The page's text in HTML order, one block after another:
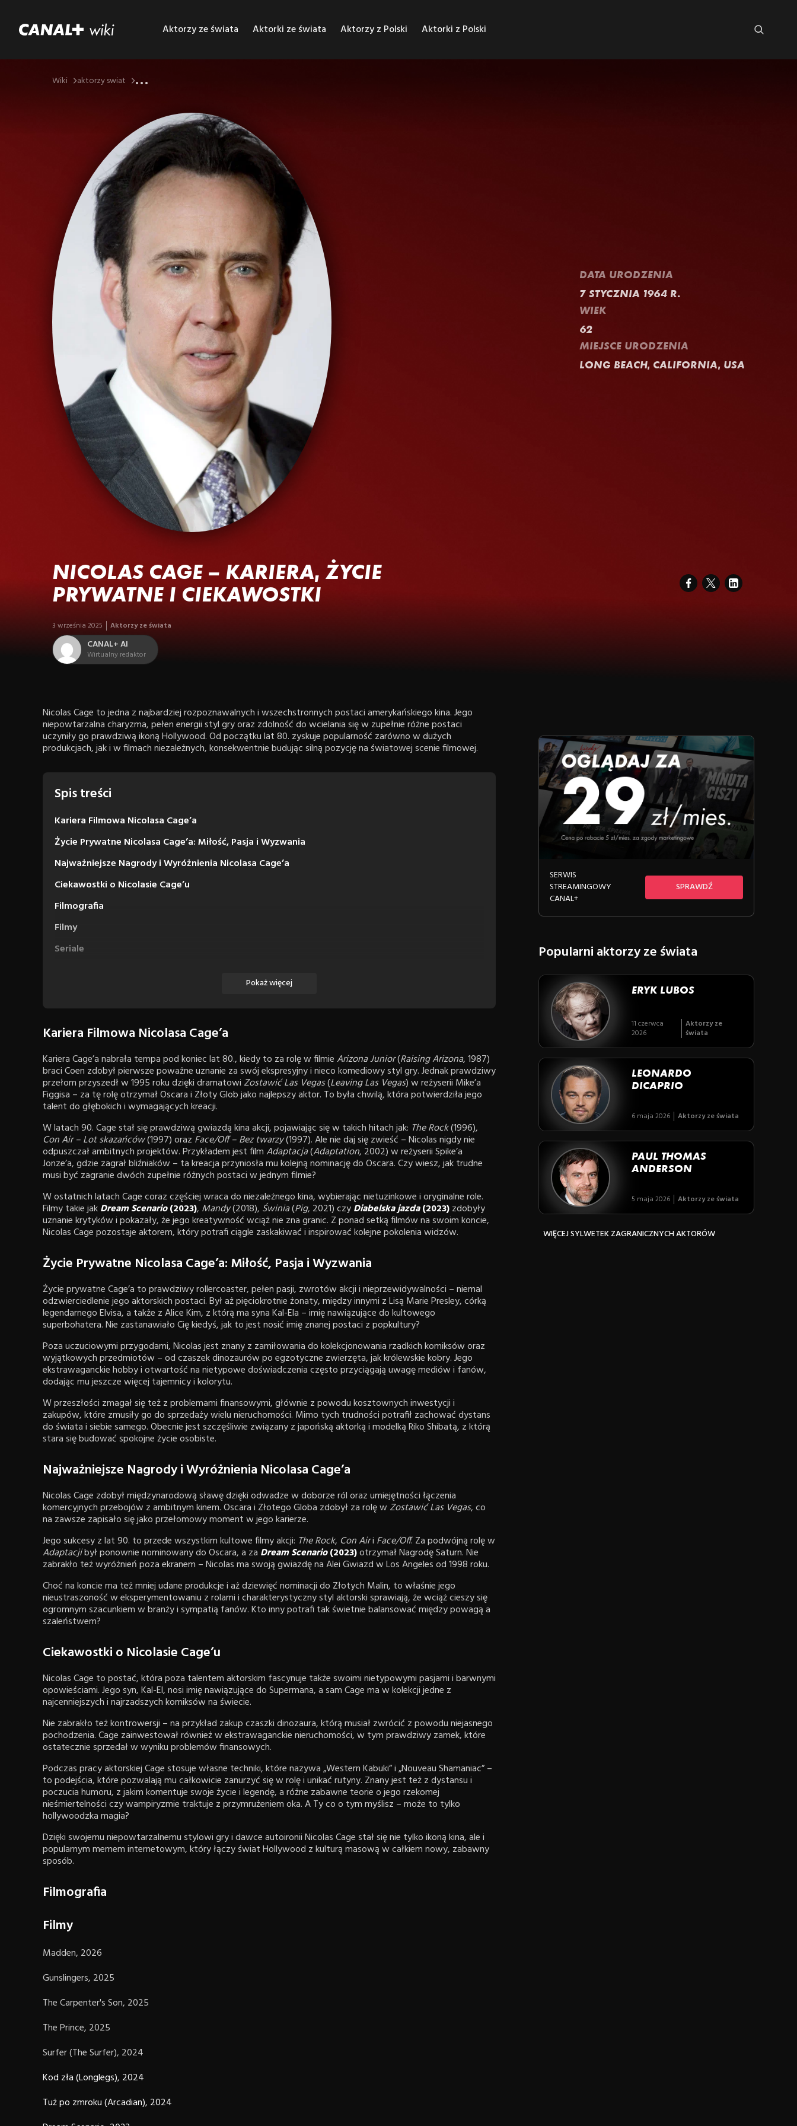
Aktorzy ze świata Aktorki ze świata Aktorzy z Polski Aktorki z Polski
Wiki aktorzy swiat ...
DATA URODZENIA
7 STYCZNIA 1964 R.
WIEK
62
MIEJSCE URODZENIA
LONG BEACH, CALIFORNIA, USA
NICOLAS CAGE – KARIERA, ŻYCIE
PRYWATNE I CIEKAWOSTKI
3 września 2025 Aktorzy ze świata
CANAL+ AI
Wirtualny redaktor
Nicolas Cage to jedna z najbardziej rozpoznawalnych i wszechstronnych postaci amerykańskiego kina. Jego
niepowtarzalna charyzma, pełen energii styl gry oraz zdolność do wcielania się w zupełnie różne postaci
uczyniły go prawdziwą ikoną Hollywood. Od początku lat 80. zyskuje popularność zarówno w dużych
produkcjach, jak i w filmach niezależnych, konsekwentnie budując silną pozycję na światowej scenie filmowej.
Spis treści
Kariera Filmowa Nicolasa Cage’a
Życie Prywatne Nicolasa Cage’a: Miłość, Pasja i Wyzwania
Najważniejsze Nagrody i Wyróżnienia Nicolasa Cage’a
Ciekawostki o Nicolasie Cage’u
Filmografia
Filmy
Seriale
Pokaż więcej
Kariera Filmowa Nicolasa Cage’a
Kariera Cage’a nabrała tempa pod koniec lat 80., kiedy to za rolę w filmieArizona Junior(Raising Arizona, 1987)
braci Coen zdobył pierwsze poważne uznanie za swój ekspresyjny i nieco komediowy styl gry. Jednak prawdziwy
przełom przyszedł w 1995 roku dzięki dramatowi Zostawić Las Vegas(Leaving Las Vegas) w reżyserii Mike’a
Figgisa – za tę rolę otrzymał Oscara i Złoty Glob jako najlepszy aktor. To była chwilą, która potwierdziła jego
talent do głębokich i wymagających kreacji.
W latach 90. Cage stał się prawdziwą gwiazdą kina akcji, pojawiając się w takich hitach jak: The Rock(1996),
Con Air – Lot skazańców(1997) oraz Face/Off – Bez twarzy(1997). Ale nie daj się zwieść – Nicolas nigdy nie
odpuszczał ambitnych projektów. Przykładem jest filmAdaptacja(Adaptation, 2002) w reżyserii Spike’a
Jonze’a, gdzie zagrał bliźniaków – ta kreacja przyniosła mu kolejną nominację do Oscara. Czy wiesz, jak trudne
musi być zagranie dwóch zupełnie różnych postaci w jednym filmie?
W ostatnich latach Cage coraz częściej wraca do niezależnego kina, wybierając nietuzinkowe i oryginalne role.
Filmy takie jakDream Scenario(2023), Mandy(2018), Świnia(Pig, 2021) czyDiabelska jazda(2023)zdobyły
uznanie krytyków i pokazały, że jego kreatywność wciąż nie zna granic. Z ponad setką filmów na swoim koncie,
Nicolas Cage pozostaje aktorem, który potrafi ciągle zaskakiwać i inspirować kolejne pokolenia widzów.
Życie Prywatne Nicolasa Cage’a: Miłość, Pasja i Wyzwania
Życie prywatne Cage’a to prawdziwy rollercoaster, pełen pasji, zwrotów akcji i nieprzewidywalności – niemal
odzwierciedlenie jego aktorskich postaci. Był aż pięciokrotnie żonaty, między innymi z Lisą Marie Presley, córką
legendarnego Elvisa, a także z Alice Kim, z którą ma syna Kal-Ela – imię nawiązujące do kultowego
superbohatera. Nie zastanawiało Cię kiedyś, jak to jest nosić imię znanej postaci z popkultury?
Poza uczuciowymi przygodami, Nicolas jest znany z zamiłowania do kolekcjonowania rzadkich komiksów oraz
wyjątkowych przedmiotów – od czaszek dinozaurów po egzotyczne zwierzęta, jak królewskie kobry. Jego
ekstrawaganckie hobby i otwartość na nietypowe doświadczenia często przyciągają uwagę mediów i fanów,
dodając mu jeszcze więcej tajemnicy i kolorytu.
W przeszłości zmagał się też z problemami finansowymi, głównie z powodu kosztownych inwestycji i
zakupów, które zmusiły go do sprzedaży wielu nieruchomości. Mimo tych trudności potrafił zachować dystans
do świata i siebie samego. Obecnie jest szczęśliwie związany z japońską aktorką i modelką Riko Shibatą, z którą
stara się budować spokojne życie osobiste.
Najważniejsze Nagrody i Wyróżnienia Nicolasa Cage’a
Nicolas Cage zdobył międzynarodową sławę dzięki odwadze w doborze ról oraz umiejętności łączenia
komercyjnych przebojów z ambitnym kinem. Oscara i Złotego Globa zdobył za rolę w Zostawić Las Vegas, co
na zawsze zapisało się jako przełomowy moment w jego karierze.
Jego sukcesy z lat 90. to przede wszystkim kultowe filmy akcji: The Rock, Con Airi Face/Off. Za podwójną rolę w
Adaptacjibył ponownie nominowany do Oscara, a za Dream Scenario(2023)otrzymał Nagrodę Saturn. Nie
zabrakło też wyróżnień poza ekranem – Nicolas ma swoją gwiazdę na Alei Gwiazd w Los Angeles od 1998 roku.
Choć na koncie ma też mniej udane produkcje i aż dziewięć nominacji do Złotych Malin, to właśnie jego
nieustraszoność w eksperymentowaniu z rolami i charakterystyczny styl aktorski sprawiają, że wciąż cieszy się
ogromnym szacunkiem w branży i sympatią fanów. Kto inny potrafi tak świetnie balansować między powagą a
szaleństwem?
Ciekawostki o Nicolasie Cage’u
Nicolas Cage to postać, która poza talentem aktorskim fascynuje także swoimi nietypowymi pasjami i barwnymi
opowieściami. Jego syn, Kal-El, nosi imię nawiązujące do Supermana, a sam Cage ma w kolekcji jedne z
najcenniejszych i najrzadszych komiksów na świecie.
Nie zabrakło też kontrowersji – na przykład zakup czaszki dinozaura, którą musiał zwrócić z powodu niejasnego
pochodzenia. Cage zainwestował również w ekstrawaganckie nieruchomości, w tym prawdziwy zamek, które
ostatecznie sprzedał w wyniku problemów finansowych.
Podczas pracy aktorskiej Cage stosuje własne techniki, które nazywa „Western Kabuki” i „Nouveau Shamaniac” –
to podejścia, które pozwalają mu całkowicie zanurzyć się w rolę i unikać rutyny. Znany jest też z dystansu i
poczucia humoru, z jakim komentuje swoje życie i legendę, a różne zabawne teorie o jego rzekomej
nieśmiertelności czy wampiryzmie traktuje z przymrużeniem oka. A Ty co o tym myślisz – może to tylko
hollywoodzka magia?
Dzięki swojemu niepowtarzalnemu stylowi gry i dawce autoironii Nicolas Cage stał się nie tylko ikoną kina, ale i
popularnym memem internetowym, który łączy świat Hollywood z kulturą masową w całkiem nowy, zabawny
sposób.
Filmografia
Filmy
Madden, 2026
Gunslingers, 2025
The Carpenter's Son, 2025
The Prince, 2025
Surfer (The Surfer), 2024
Kod zła (Longlegs), 2024
Tuż po zmroku (Arcadian), 2024
SERWIS
STREAMINGOWY
CANAL+
SPRAWDŹ
Popularni aktorzy ze świata
ERYK LUBOS
11 czerwca
2026
Aktorzy ze
świata
LEONARDO
DICAPRIO
6 maja 2026 Aktorzy ze świata
PAUL THOMAS
ANDERSON
5 maja 2026 Aktorzy ze świata
WIĘCEJ SYLWETEK ZAGRANICZNYCH AKTORÓW